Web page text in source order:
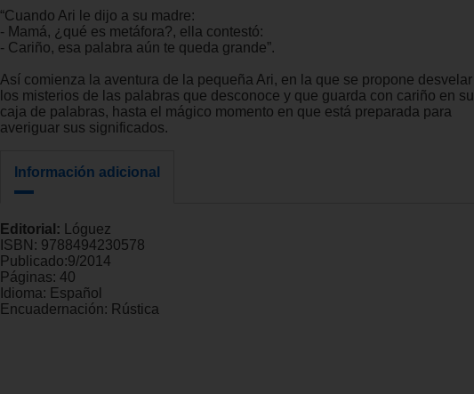
“Cuando Ari le dijo a su madre:
- Mamá, ¿qué es metáfora?, ella contestó:
- Cariño, esa palabra aún te queda grande”.
Así comienza la aventura de la pequeña Ari, en la que se propone desvelar
los misterios de las palabras que desconoce y que guarda con cariño en su
caja de palabras, hasta el mágico momento en que está preparada para
averiguar sus significados.
Información adicional
Editorial: Lóguez
ISBN: 9788494230578
Publicado:9/2014
Páginas: 40
Idioma: Español
Encuadernación: Rústica